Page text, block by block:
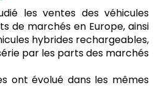
les ventes des véhicules
de marchés en Europe, ainsi
hybrides rechargeables,
par les parts des marchés
ont évolué dans les mêmes